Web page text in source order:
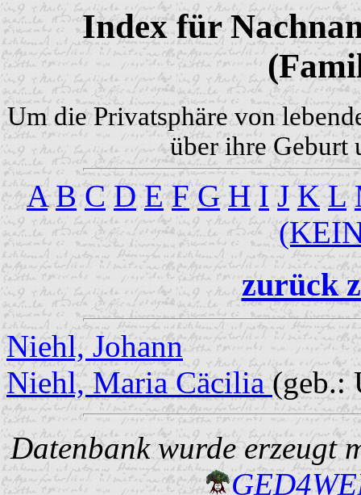
Index für
Um die Privatsphäre von
über ihre Geburt
A B C D E F G H I J K L
zurück
Niehl, Johann
Niehl, Maria Cäcilia(geb.:
Datenbank wurde erzeugt